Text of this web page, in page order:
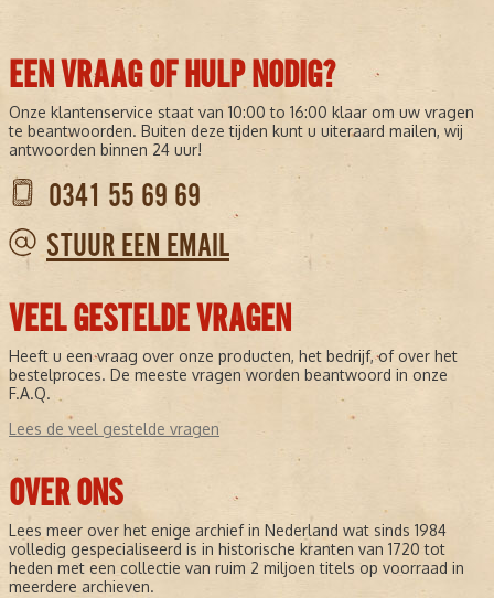
EEN VRAAG OF HULP NODIG?
Onze klantenservice staat van 10:00 to 16:00 klaar om uw vragen
te beantwoorden. Buiten deze tijden kunt u uiteraard mailen, wij
antwoorden binnen 24 uur!
0341 55 69 69
STUUR EEN EMAIL
VEEL GESTELDE VRAGEN
Heeft u een vraag over onze producten, het bedrijf, of over het
bestelproces. De meeste vragen worden beantwoord in onze
F.A.Q.
Lees de veel gestelde vragen
OVER ONS
Lees meer over het enige archief in Nederland wat sinds 1984
volledig gespecialiseerd is in historische kranten van 1720 tot
heden met een collectie van ruim 2 miljoen titels op voorraad in
meerdere archieven.